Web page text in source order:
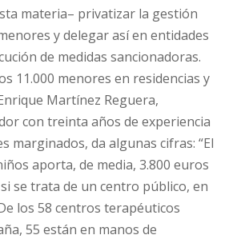
materia– privatizar la gestión
y delegar así en entidades
de medidas sancionadoras.
11.000 menores en residencias y
Martínez Reguera,
con treinta años de experiencia
marginados, da algunas cifras: “El
aporta, de media, 3.800 euros
se trata de un centro público, en
los 58 centros terapéuticos
55 están en manos de